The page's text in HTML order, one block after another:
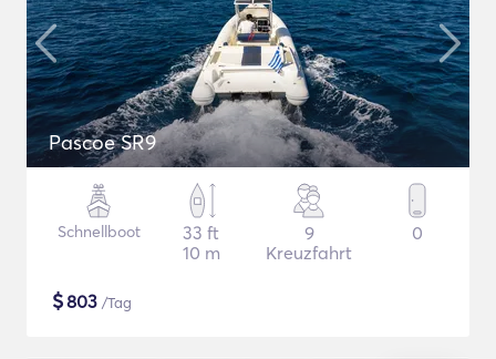
Pascoe SR9
Schnellboot
33 ft
10 m
9
Kreuzfahrt
0
$803 /Tag